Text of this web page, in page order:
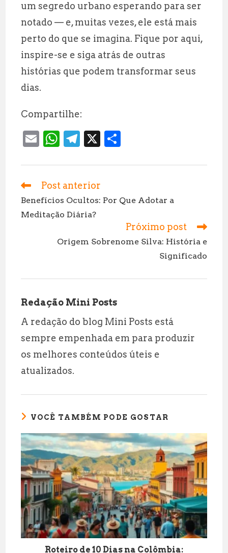
um segredo urbano esperando para ser
notado — e, muitas vezes, ele está mais
perto do que se imagina. Fique por aqui,
inspire-se e siga atrás de outras
histórias que podem transformar seus
dias.
Compartilhe:
E
ai
l
W
at
s
A
p
p
T
e
g
r
a
m
X
a
e
Leia
artigos
Post anterior
Benefícios Ocultos: Por Que Adotar a
Meditação Diária?
Próximo post
Origem Sobrenome Silva: História e
Significado
Redação Mini Posts
A redação do blog Mini Posts está
sempre empenhada em para produzir
os melhores conteúdos úteis e
atualizados.
VOCÊ TAMBÉM PODE GOSTAR
Roteiro de 10 Dias na Colômbia: